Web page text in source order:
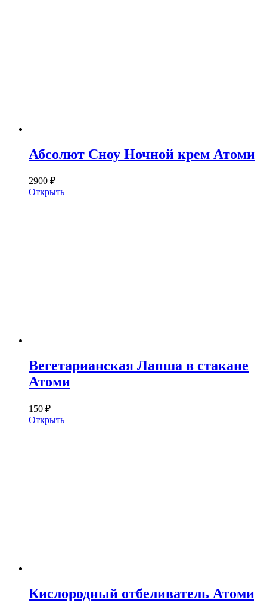
Абсолют Сноу Ночной крем Атоми
2900 ₽
Открыть
Вегетарианская Лапша в стакане
Атоми
150 ₽
Открыть
Кислородный отбеливатель Атоми